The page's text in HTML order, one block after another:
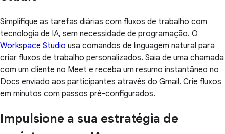
Simplifique as tarefas diárias com fluxos de trabalho com
tecnologia de IA, sem necessidade de programação. O
Workspace Studio usa comandos de linguagem natural para
criar fluxos de trabalho personalizados. Saia de uma chamada
com um cliente no Meet e receba um resumo instantâneo no
Docs enviado aos participantes através do Gmail. Crie fluxos
em minutos com passos pré-configurados.
Impulsione a sua estratégia de